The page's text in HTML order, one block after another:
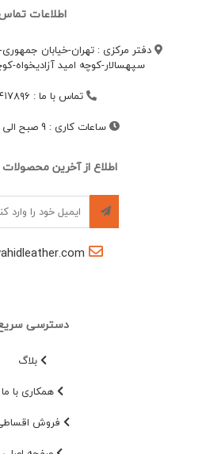
اطلاعات
دفتر مرکزی : تهران-خیابان جمهوری-
سپهسالار-کوچه امید آزادیخواه-
تماس با ما :
ساعات کاری : 9 صبح الی 6 بعد از ظهر
اطلاع از آخرین محصولات
دسترسی
بلاگ
همکاری با ما
فروش